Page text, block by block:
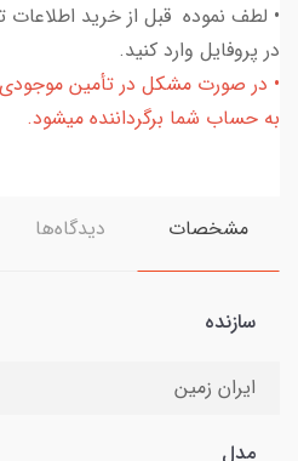
• لطف نموده قبل از خرید
در پروفایل وارد کنید.
• در صورت مشکل در تأمین
به حساب شما برگرداننده میشود.
مشخصات دیدگاه‌ها
سازنده
ایران زمین
مدل